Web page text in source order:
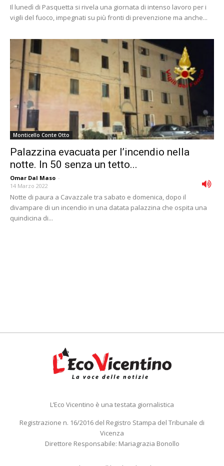
Il lunedì di Pasquetta si rivela una giornata di intenso lavoro per i
vigili del fuoco, impegnati su più fronti di prevenzione ma anche...
Monticello Conte Otto
Palazzina evacuata per l’incendio nella
notte. In 50 senza un tetto...
Omar Dal Maso -
14 Marzo 2022
Notte di paura a Cavazzale tra sabato e domenica, dopo il
divampare di un incendio in una datata palazzina che ospita una
quindicina di...
L’Eco Vicentino è una testata giornalistica
Registrazione n. 16/2016 del Registro Stampa del Tribunale di
Vicenza
Direttore Responsabile: Mariagrazia Bonollo